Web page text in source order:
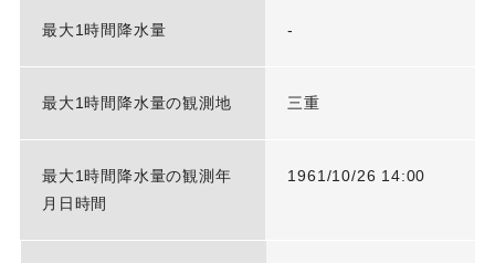
最大1時間降水量 -
最大1時間降水量の観測地 三重
最大1時間降水量の観測年
月日時間
1961/10/26 14:00